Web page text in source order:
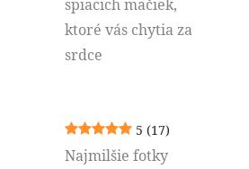
5 (17)
Najmilšie fotky